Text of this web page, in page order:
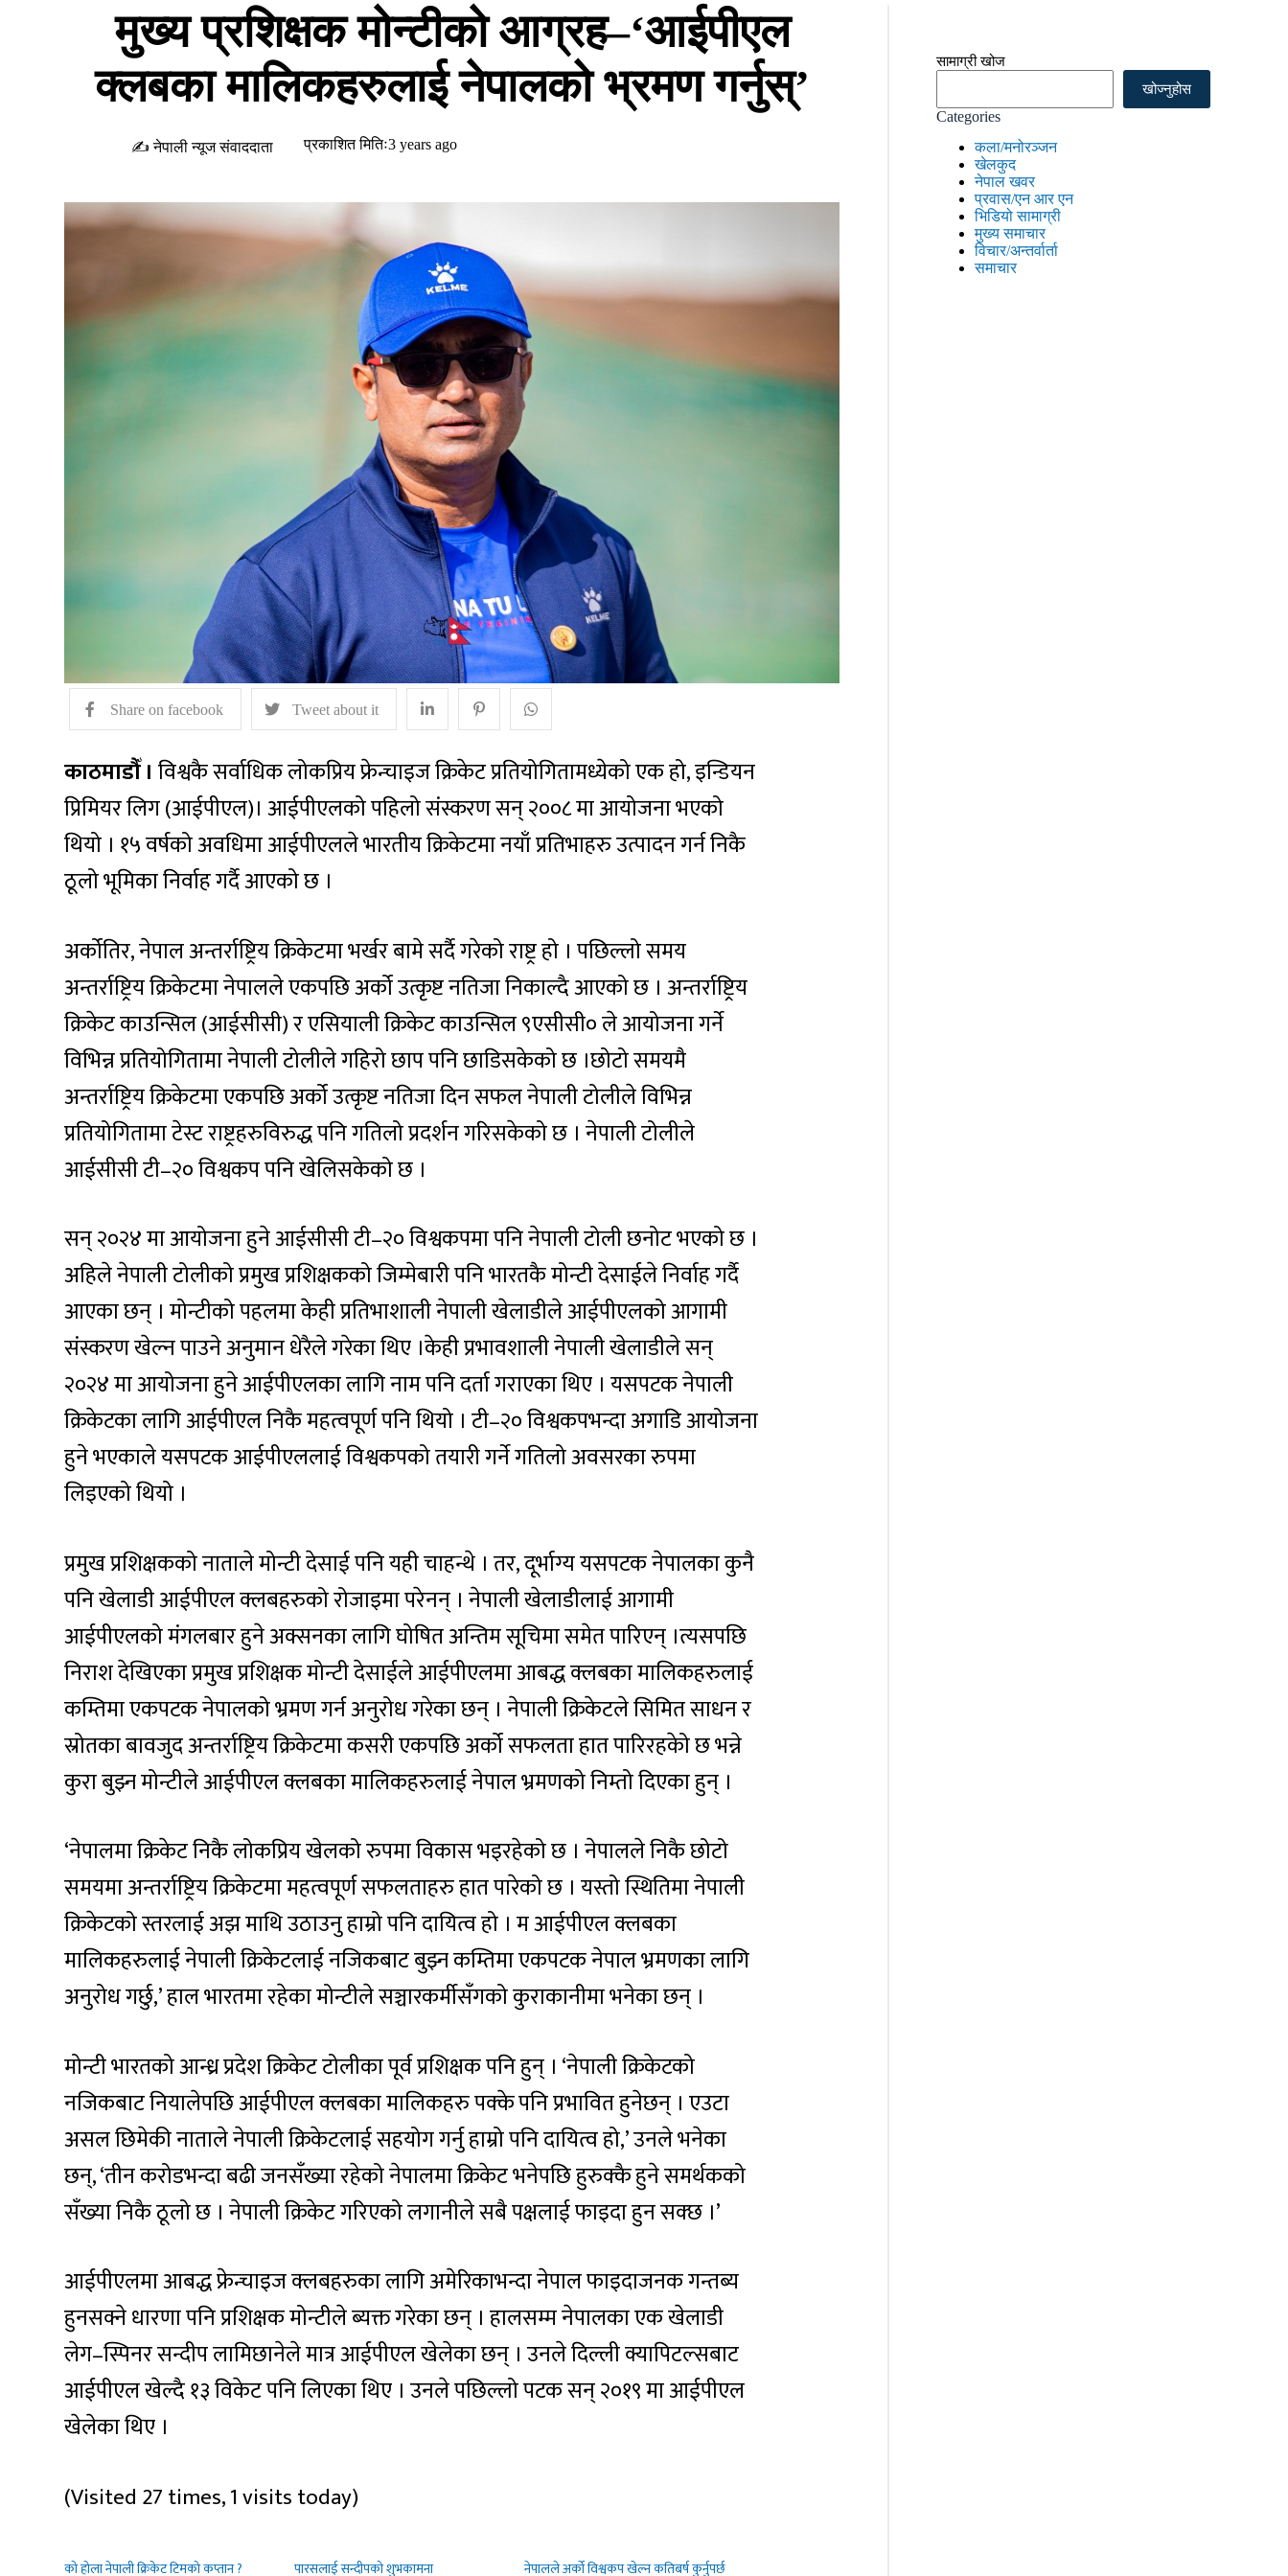
मुख्य प्रशिक्षक मोन्टीको आग्रह–‘आईपीएल
क्लबका मालिकहरुलाई नेपालको भ्रमण गर्नुस्’
✍ नेपाली न्यूज संवाददाता प्रकाशित मितिः3 years ago
Share on facebook Tweet about it
काठमाडौँ । विश्वकै सर्वाधिक लोकप्रिय फ्रेन्चाइज क्रिकेट प्रतियोगितामध्येको एक हो, इन्डियन
प्रिमियर लिग (आईपीएल)। आईपीएलको पहिलो संस्करण सन् २००८ मा आयोजना भएको
थियो । १५ वर्षको अवधिमा आईपीएलले भारतीय क्रिकेटमा नयाँ प्रतिभाहरु उत्पादन गर्न निकै
ठूलो भूमिका निर्वाह गर्दै आएको छ ।
अर्कोतिर, नेपाल अन्तर्राष्ट्रिय क्रिकेटमा भर्खर बामे सर्दै गरेको राष्ट्र हो । पछिल्लो समय
अन्तर्राष्ट्रिय क्रिकेटमा नेपालले एकपछि अर्को उत्कृष्ट नतिजा निकाल्दै आएको छ । अन्तर्राष्ट्रिय
क्रिकेट काउन्सिल (आईसीसी) र एसियाली क्रिकेट काउन्सिल ९एसीसी० ले आयोजना गर्ने
विभिन्न प्रतियोगितामा नेपाली टोलीले गहिरो छाप पनि छाडिसकेको छ ।छोटो समयमै
अन्तर्राष्ट्रिय क्रिकेटमा एकपछि अर्को उत्कृष्ट नतिजा दिन सफल नेपाली टोलीले विभिन्न
प्रतियोगितामा टेस्ट राष्ट्रहरुविरुद्ध पनि गतिलो प्रदर्शन गरिसकेको छ । नेपाली टोलीले
आईसीसी टी–२० विश्वकप पनि खेलिसकेको छ ।
सन् २०२४ मा आयोजना हुने आईसीसी टी–२० विश्वकपमा पनि नेपाली टोली छनोट भएको छ ।
अहिले नेपाली टोलीको प्रमुख प्रशिक्षकको जिम्मेबारी पनि भारतकै मोन्टी देसाईले निर्वाह गर्दै
आएका छन् । मोन्टीको पहलमा केही प्रतिभाशाली नेपाली खेलाडीले आईपीएलको आगामी
संस्करण खेल्न पाउने अनुमान धेरैले गरेका थिए ।केही प्रभावशाली नेपाली खेलाडीले सन्
२०२४ मा आयोजना हुने आईपीएलका लागि नाम पनि दर्ता गराएका थिए । यसपटक नेपाली
क्रिकेटका लागि आईपीएल निकै महत्वपूर्ण पनि थियो । टी–२० विश्वकपभन्दा अगाडि आयोजना
हुने भएकाले यसपटक आईपीएललाई विश्वकपको तयारी गर्ने गतिलो अवसरका रुपमा
लिइएको थियो ।
प्रमुख प्रशिक्षकको नाताले मोन्टी देसाई पनि यही चाहन्थे । तर, दूर्भाग्य यसपटक नेपालका कुनै
पनि खेलाडी आईपीएल क्लबहरुको रोजाइमा परेनन् । नेपाली खेलाडीलाई आगामी
आईपीएलको मंगलबार हुने अक्सनका लागि घोषित अन्तिम सूचिमा समेत पारिएन् ।त्यसपछि
निराश देखिएका प्रमुख प्रशिक्षक मोन्टी देसाईले आईपीएलमा आबद्ध क्लबका मालिकहरुलाई
कम्तिमा एकपटक नेपालको भ्रमण गर्न अनुरोध गरेका छन् । नेपाली क्रिकेटले सिमित साधन र
स्रोतका बावजुद अन्तर्राष्ट्रिय क्रिकेटमा कसरी एकपछि अर्को सफलता हात पारिरहकेो छ भन्ने
कुरा बुझ्न मोन्टीले आईपीएल क्लबका मालिकहरुलाई नेपाल भ्रमणको निम्तो दिएका हुन् ।
‘नेपालमा क्रिकेट निकै लोकप्रिय खेलको रुपमा विकास भइरहेको छ । नेपालले निकै छोटो
समयमा अन्तर्राष्ट्रिय क्रिकेटमा महत्वपूर्ण सफलताहरु हात पारेको छ । यस्तो स्थितिमा नेपाली
क्रिकेटको स्तरलाई अझ माथि उठाउनु हाम्रो पनि दायित्व हो । म आईपीएल क्लबका
मालिकहरुलाई नेपाली क्रिकेटलाई नजिकबाट बुझ्न कम्तिमा एकपटक नेपाल भ्रमणका लागि
अनुरोध गर्छु,’ हाल भारतमा रहेका मोन्टीले सञ्चारकर्मीसँगको कुराकानीमा भनेका छन् ।
मोन्टी भारतको आन्ध्र प्रदेश क्रिकेट टोलीका पूर्व प्रशिक्षक पनि हुन् । ‘नेपाली क्रिकेटको
नजिकबाट नियालेपछि आईपीएल क्लबका मालिकहरु पक्के पनि प्रभावित हुनेछन् । एउटा
असल छिमेकी नाताले नेपाली क्रिकेटलाई सहयोग गर्नु हाम्रो पनि दायित्व हो,’ उनले भनेका
छन्, ‘तीन करोडभन्दा बढी जनसँख्या रहेको नेपालमा क्रिकेट भनेपछि हुरुक्कै हुने समर्थकको
सँख्या निकै ठूलो छ । नेपाली क्रिकेट गरिएको लगानीले सबै पक्षलाई फाइदा हुन सक्छ ।’
आईपीएलमा आबद्ध फ्रेन्चाइज क्लबहरुका लागि अमेरिकाभन्दा नेपाल फाइदाजनक गन्तब्य
हुनसक्ने धारणा पनि प्रशिक्षक मोन्टीले ब्यक्त गरेका छन् । हालसम्म नेपालका एक खेलाडी
लेग–स्पिनर सन्दीप लामिछानेले मात्र आईपीएल खेलेका छन् । उनले दिल्ली क्यापिटल्सबाट
आईपीएल खेल्दै १३ विकेट पनि लिएका थिए । उनले पछिल्लो पटक सन् २०१९ मा आईपीएल
खेलेका थिए ।
(Visited 27 times, 1 visits today)
को होला नेपाली क्रिकेट टिमको कप्तान ? पारसलाई सन्दीपको शुभकामना नेपालले अर्को विश्वकप खेल्न कतिबर्ष कुर्नुपर्छ
सामाग्री खोज
खोज्नुहोस
Categories
कला/मनोरञ्जन
खेलकुद
नेपाल खवर
प्रवास/एन आर एन
भिडियो सामाग्री
मुख्य समाचार
विचार/अन्तर्वार्ता
समाचार